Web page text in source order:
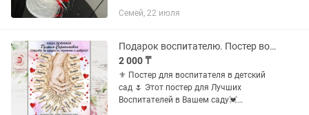
же можем отправить через доставку
Семей, 22 июля
Подарок воспитателю. Постер воспитателю
2 000 ₸
⚜️ Постер для воспитателя в детский
сад 🌷 Этот постер для Лучших
Воспитателей в Вашем саду💓